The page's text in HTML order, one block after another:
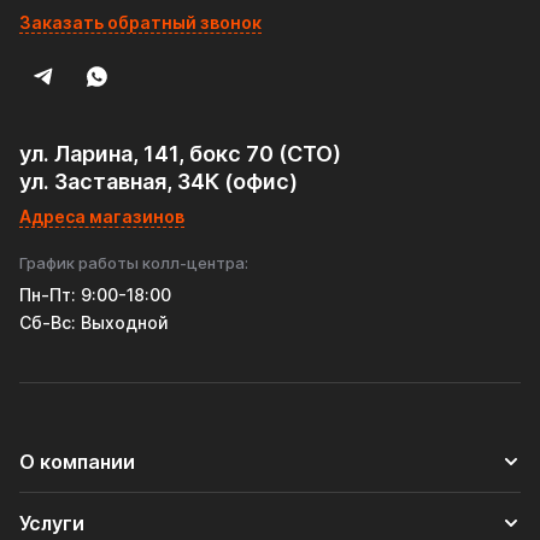
Заказать обратный звонок
ул. Ларина, 141, бокс 70 (СТО)
ул. Заставная, 34К (офис)
Адреса магазинов
График работы колл-центра:
Пн-Пт: 9:00-18:00
Cб-Вс: Выходной
О компании
Услуги